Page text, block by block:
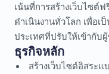
เน้นที่การสร้างเว็บไซต์
ดำเนินงานทั่วโลก เพื่อ
ประเทศที่ปรับให้เข้ากับ
ธุรกิจหลัก
สร้างเว็บไซต์อิสระแ